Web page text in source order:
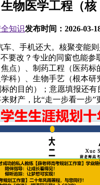
物医学工程（核
知识发布时间： 2026-03-
手机还大。核聚变能则
要改？专业的同窗也能参
点）、制药工程（医药标
科）、生物手艺（根本研
的目的）；意愿填报还有
财产，比“走一步看一步”